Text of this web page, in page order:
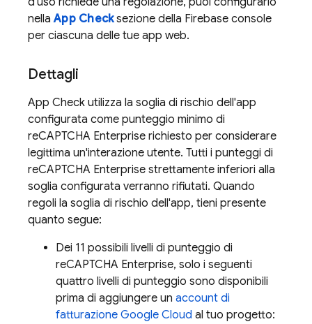
nellaApp Checksezione della Firebase console
per ciascuna delle tue app web.
Dettagli
App Check utilizza la soglia di rischio dell'app
configurata come punteggio minimo di
reCAPTCHA Enterprise richiesto per considerare
legittima un'interazione utente. Tutti i punteggi di
reCAPTCHA Enterprise strettamente inferiori alla
soglia configurata verranno rifiutati. Quando
regoli la soglia di rischio dell'app, tieni presente
quanto segue:
Dei 11 possibili livelli di punteggio di
reCAPTCHA Enterprise, solo i seguenti
quattro livelli di punteggio sono disponibili
prima di aggiungere un account di
fatturazione Google Cloud al tuo progetto: